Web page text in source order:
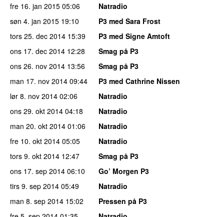
fre 16. jan 2015 05:06
Natradio
søn 4. jan 2015 19:10
P3 med Sara Frost
tors 25. dec 2014 15:39
P3 med Signe Amtoft
ons 17. dec 2014 12:28
Smag på P3
ons 26. nov 2014 13:56
Smag på P3
man 17. nov 2014 09:44
P3 med Cathrine Nissen
lør 8. nov 2014 02:06
Natradio
ons 29. okt 2014 04:18
Natradio
man 20. okt 2014 01:06
Natradio
fre 10. okt 2014 05:05
Natradio
tors 9. okt 2014 12:47
Smag på P3
ons 17. sep 2014 06:10
Go’ Morgen P3
tirs 9. sep 2014 05:49
Natradio
man 8. sep 2014 15:02
Pressen på P3